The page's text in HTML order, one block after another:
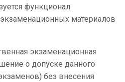
функционал
материалов
экзаменационная
о допуске данного
без внесения